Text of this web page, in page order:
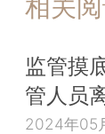
相关
监管摸
管人员
2024年05